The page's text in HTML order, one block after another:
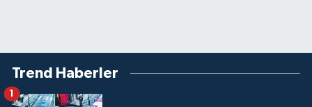
Trend Haberler
1